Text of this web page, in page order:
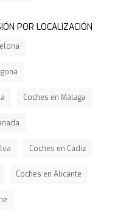
POR LOCALIZACIÓN
Coches en Málaga
Coches en Cádiz
Coches en Alicante